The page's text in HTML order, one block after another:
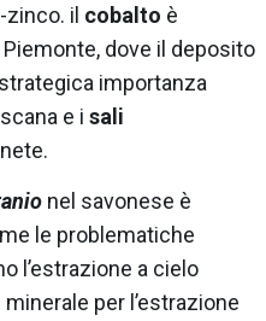
il cobalto è
dove il deposito
importanza
e i sali
nel savonese è
le problematiche
l’estrazione a cielo
minerale per l’estrazione